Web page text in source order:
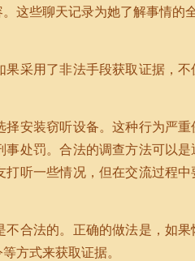
这些聊天记录为她了解事情的
采用了非法手段获取证据，
安装窃听设备。这种行为严
处罚。合法的调查方法可以
听一些情况，但在交流过程
合法的。正确的做法是，如
方式来获取证据。